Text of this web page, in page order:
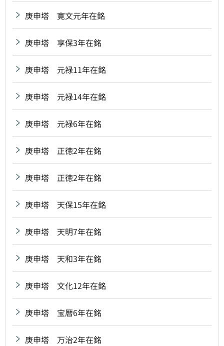
庚申塔 寛文元年在銘
庚申塔 享保3年在銘
庚申塔 元禄11年在銘
庚申塔 元禄14年在銘
庚申塔 元禄6年在銘
庚申塔 正徳2年在銘
庚申塔 正徳2年在銘
庚申塔 天保15年在銘
庚申塔 天明7年在銘
庚申塔 天和3年在銘
庚申塔 文化12年在銘
庚申塔 宝暦6年在銘
庚申塔 万治2年在銘